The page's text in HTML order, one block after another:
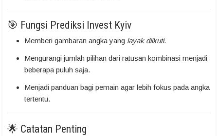
🎯 Fungsi Prediksi Invest Kyiv
Memberi gambaran angka yang layak diikuti.
Mengurangi jumlah pilihan dari ratusan kombinasi menjadi
beberapa puluh saja.
Menjadi panduan bagi pemain agar lebih fokus pada angka
tertentu.
🌟 Catatan Penting